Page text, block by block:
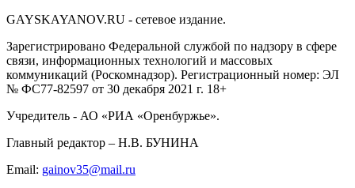
GAYSKAYANOV.RU - сетевое издание.
Зарегистрировано Федеральной службой по надзору в сфере
связи, информационных технологий и массовых
коммуникаций (Роскомнадзор). Регистрационный номер: ЭЛ
№ ФС77-82597 от 30 декабря 2021 г. 18+
Учредитель - АО «РИА «Оренбуржье».
Главный редактор – Н.В. БУНИНА
Email: gainov35@mail.ru